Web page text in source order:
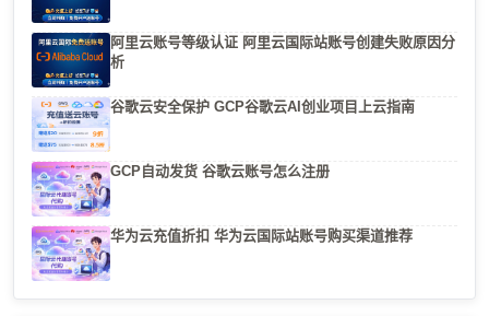
阿里云账号等级认证 阿里云国际站账号创建失败原因分
析
谷歌云安全保护 GCP谷歌云AI创业项目上云指南
GCP自动发货 谷歌云账号怎么注册
华为云充值折扣 华为云国际站账号购买渠道推荐